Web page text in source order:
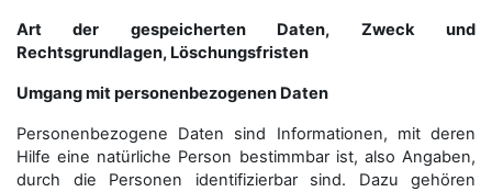
Art der gespeicherten Daten, Zweck und
Rechtsgrundlagen, Löschungsfristen
Umgang mit personenbezogenen Daten
Personenbezogene Daten sind Informationen, mit deren
Hilfe eine natürliche Person bestimmbar ist, also Angaben,
durch die Personen identifizierbar sind. Dazu gehören